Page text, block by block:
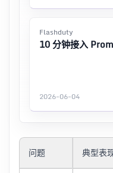
Flashduty
10 分钟接入
2026-06-04
问题 典型表